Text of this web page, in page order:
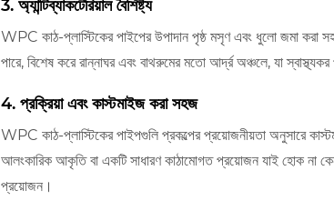
3. অ্যান্টিব্যাকটেরিয়াল বৈশিষ্ট্য
WPC কাঠ-প্লাস্টিকের পাইপের উপাদান পৃষ্ঠ মসৃণ এবং ধুলো জমা করা সহজ
পারে, বিশেষ করে রান্নাঘর এবং বাথরুমের মতো আর্দ্র অঞ্চলে, যা
4. প্রক্রিয়া এবং কাস্টমাইজ করা সহজ
WPC কাঠ-প্লাস্টিকের পাইপগুলি প্রকল্পের প্রয়োজনীয়তা অনুসারে
আলংকারিক আকৃতি বা একটি সাধারণ কাঠামোগত প্রয়োজন যাই হোক না
প্রয়োজন।